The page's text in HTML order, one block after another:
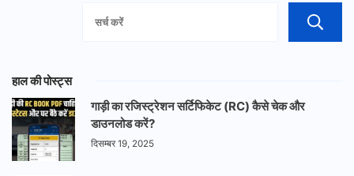
हाल की पोस्ट्स
गाड़ी का रजिस्ट्रेशन सर्टिफिकेट (RC) कैसे चेक और
डाउनलोड करें?
दिसम्बर 19, 2025